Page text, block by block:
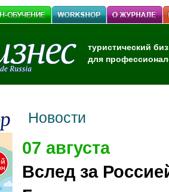
туристический
для
Новости
07 августа
Вслед за